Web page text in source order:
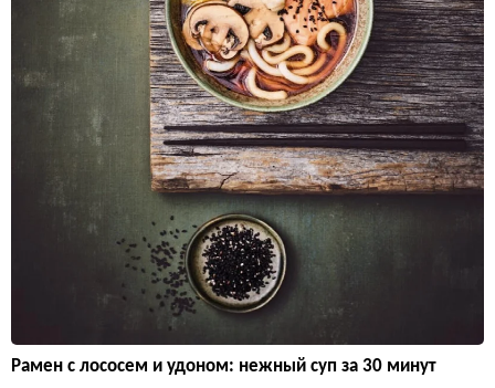
Рамен с лососем и удоном: нежный суп за 30 минут